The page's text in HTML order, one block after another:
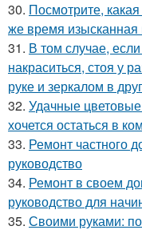
30. Посмотрите,
же время изысканная
31. В том случае,
накраситься, стоя у
руке и зеркалом в
32. Удачные цветовые
хочется остаться в
33. Ремонт частного
руководство
34. Ремонт в своем
руководство для
35. Своими руками: